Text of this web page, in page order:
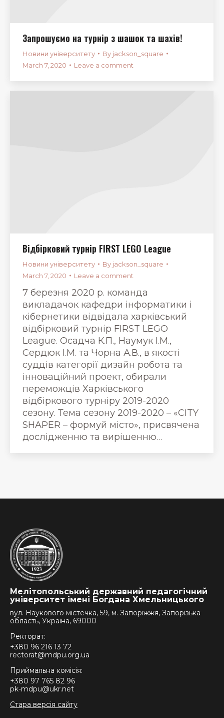
Запрошуємо на турнір з шашок та шахів!
Новини університету By jackson_square
March 7, 2020
Leave a comment
Відбірковий турнір FIRST LEGO League
Новини університету By jackson_square
March 7, 2020
Leave a comment
7 березня 2020 р. команда
викладачок кафедри інформатики і
кібернетики відвідала харківський
відбірковий турнір FIRST LEGO
League. Осадча К.П., Наумук І.М.,
Сердюк І.М. та Чорна А.В., в якості
суддів категорії дизайн робота та
інноваційний проект, обирали
переможців Харківського
відбіркового турніру 2019-2020
сезону. Тема сезону 2019-2020 – «CITY
SHAPER – формуй місто», присвячена
дослідженню та вирішенню…
Мелітопольський державний педагогічний
університет імені Богдана Хмельницького
вул. Наукового містечка, 59, м. Запоріжжя, Запорізька
область, Україна, 69000
Ректорат:
+380 96 216 13 72
rectorat@mdpu.org.ua
Приймальна комісія:
+380 97 765 82 96
pk-mdpu@ukr.net
Стара версія сайту